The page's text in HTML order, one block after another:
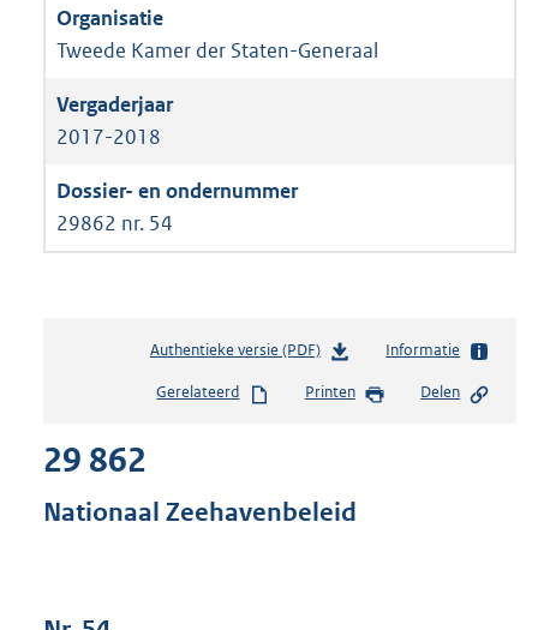
Tweede Kamer der Staten-Generaal
2017-2018
29862 nr. 54
Authentieke versie (PDF)b
s
s
Informatie
Gerelateerd Printen Delen
29 862
Nationaal Zeehavenbeleid